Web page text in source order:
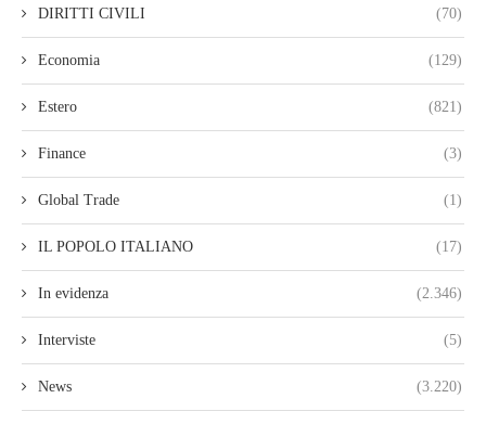
DIRITTI CIVILI (70)
Economia (129)
Estero (821)
Finance (3)
Global Trade (1)
IL POPOLO ITALIANO (17)
In evidenza (2.346)
Interviste (5)
News (3.220)